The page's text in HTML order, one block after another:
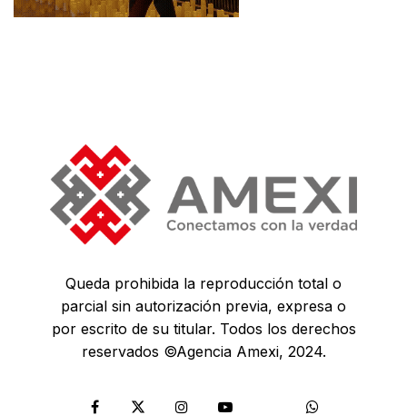
Queda prohibida la reproducción total o
parcial sin autorización previa, expresa o
por escrito de su titular. Todos los derechos
reservados ©Agencia Amexi, 2024.